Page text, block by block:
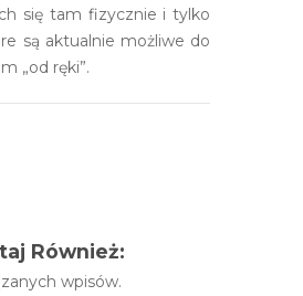
się tam fizycznie i tylko
są aktualnie możliwe do
„od ręki”.
Również:
wpisów.